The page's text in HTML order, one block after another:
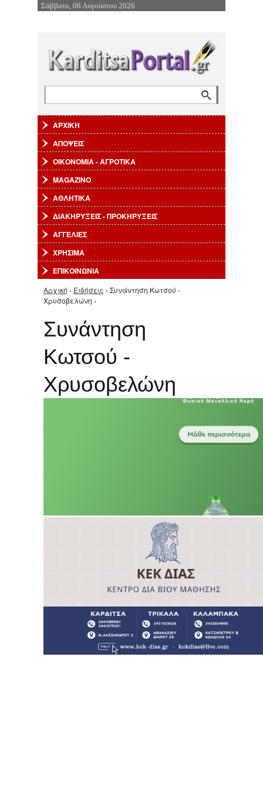
Επιστροφή στην Πλοήγηση
Σάββατο, 08 Αυγούστου 2026
ΑΡΧΙΚΗ
ΑΠΟΨΕΙΣ
ΟΙΚΟΝΟΜΙΑ - ΑΓΡΟΤΙΚΑ
MAGAZINO
ΑΘΛΗΤΙΚΑ
ΔΙΑΚΗΡΥΞΕΙΣ - ΠΡΟΚΗΡΥΞΕΙΣ
ΑΓΓΕΛΙΕΣ
ΧΡΗΣΙΜΑ
ΕΠΙΚΟΙΝΩΝΙΑ
Είστε εδώ
Αρχική › Ειδήσεις › Συνάντηση Κωτσού -
Χρυσοβελώνη ›
Συνάντηση
Κωτσού -
Χρυσοβελώνη